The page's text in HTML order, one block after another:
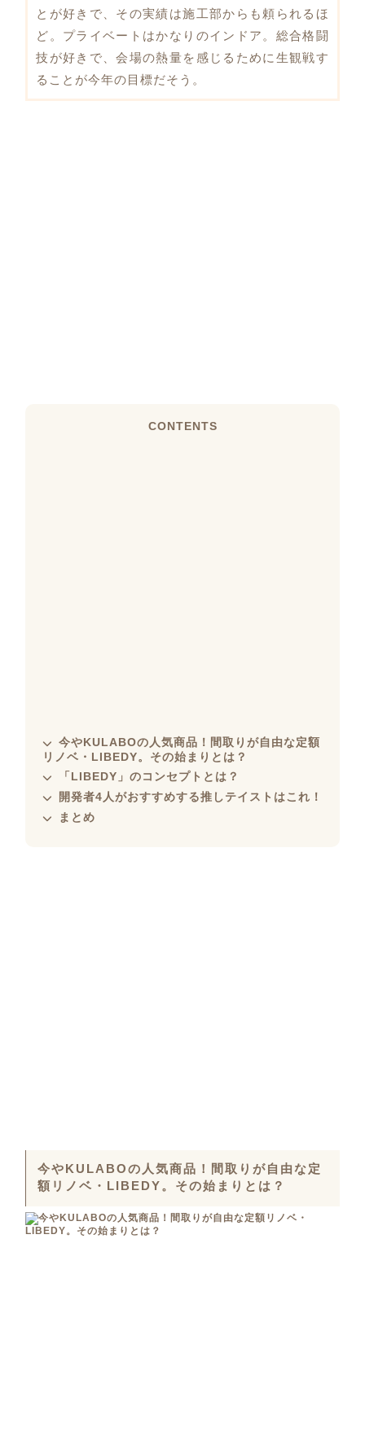
とが好きで、その実績は施工部からも頼られるほ
ど。プライベートはかなりのインドア。総合格闘
技が好きで、会場の熱量を感じるために生観戦す
ることが今年の目標だそう。
CONTENTS
今やKULABOの人気商品！間取りが自由な定額
リノベ・LIBEDY。その始まりとは？
「LIBEDY」のコンセプトとは？
開発者4人がおすすめする推しテイストはこれ！
まとめ
今やKULABOの人気商品！間取りが自由な定
額リノベ・LIBEDY。その始まりとは？